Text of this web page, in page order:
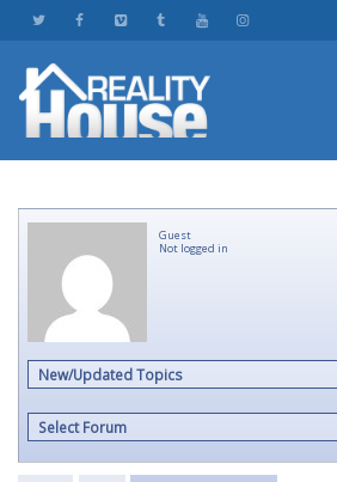
Guest
Not logged in
New/Updated Topics
Select Forum